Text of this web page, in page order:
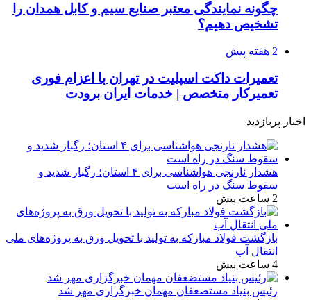
چگونه نمایندگی معتبر صنایع سیم و کابل همدان را
تشخیص دهیم؟
2 هفته پیش
تعمیرات داکت اسپلیت در تهران با اعزام فوری
تعمیرکار متخصص | خدمات ایران برودت
اخبار پربازدید
هشدار نارنجی هواشناسی برای ۴ استان؛ رگبار شدید و
سقوط سنگ در راه است
2 ساعت پیش
بازگشت فولاد مبارکه به تولید با تحویل ورق به پروژه‌های ملی
انتقال آب
4 ساعت پیش
رئیس بنیاد مستضعفان مهمان خبرگزاری مهر شد